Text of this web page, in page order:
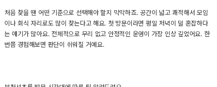
처음 찾을 땐 어떤 기준으로 선택해야 할지 막막하죠. 공간이 넓고 쾌적해서 모임
이나 회식 자리로도 많이 찾는다고 해요. 첫 방문이라면 평일 저녁이 덜 혼잡하다
는 얘기가 많아요. 전체적으로 무리 없고 안정적인 운영이 가장 인상 깊었어요. 한
번쯤 경험해보면 판단이 쉬워질 거예요.